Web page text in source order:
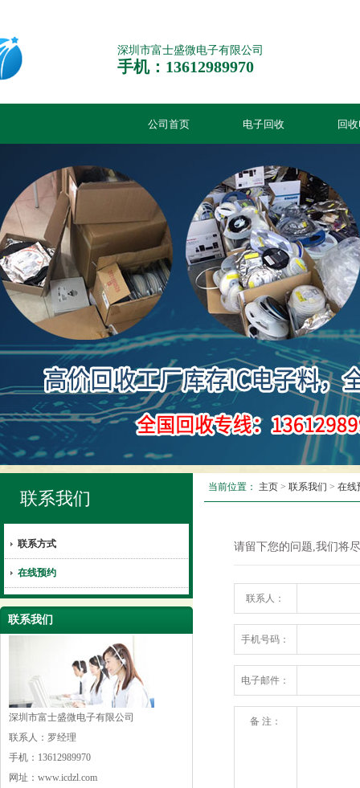
深圳市富士盛微电子有限公司
手机：13612989970
公司首页 电子回收 回
联系我们
联系方式
在线预约
联系我们
深圳市富士盛微电子有限公司
联系人：罗经理
手机：13612989970
网址：www.icdzl.com
当前位置： 主页 > 联系我们 > 在线
请留下您的问题,我们将
联系人：
手机号码：
电子邮件：
备 注：